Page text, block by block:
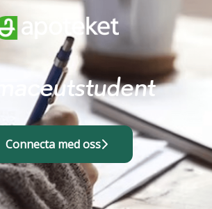
Connecta med oss